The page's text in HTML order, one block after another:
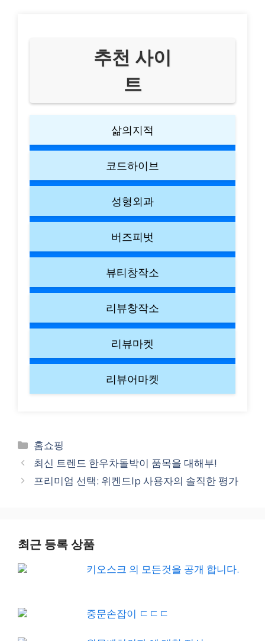
추천 사이
트
삶의지적
코드하이브
성형외과
버즈피벗
뷰티창작소
리뷰창작소
리뷰마켓
리뷰어마켓
Categories
홈쇼핑
최신 트렌드 한우차돌박이 품목을 대해부!
프리미엄 선택: 위켄드lp 사용자의 솔직한 평가
최근 등록 상품
키오스크 의 모든것을 공개 합니다.
중문손잡이 ㄷㄷㄷ